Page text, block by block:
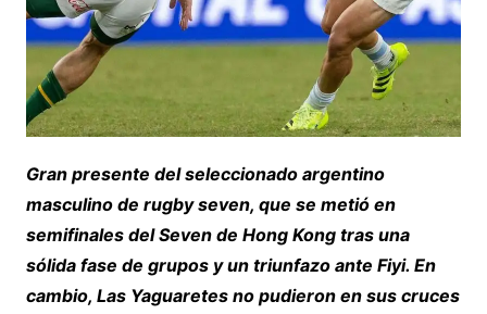
Gran presente del seleccionado argentino
masculino de rugby seven, que se metió en
semifinales del Seven de Hong Kong tras una
sólida fase de grupos y un triunfazo ante Fiyi. En
cambio, Las Yaguaretes no pudieron en sus cruces